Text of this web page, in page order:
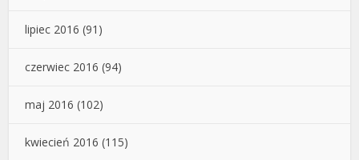
lipiec 2016 (91)
czerwiec 2016 (94)
maj 2016 (102)
kwiecień 2016 (115)